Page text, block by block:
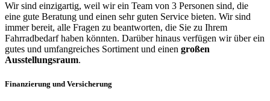
Wir sind einzigartig, weil wir ein Team von 3 Personen sind, die
eine gute Beratung und einen sehr guten Service bieten. Wir sind
immer bereit, alle Fragen zu beantworten, die Sie zu Ihrem
Fahrradbedarf haben könnten. Darüber hinaus verfügen wir über ein
gutes und umfangreiches Sortiment und einen großen
Ausstellungsraum.
Finanzierung und Versicherung